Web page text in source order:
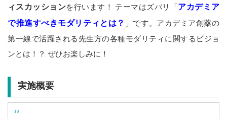
ィスカッションを行います！ テーマはズバリ「アカデミア
で推進すべきモダリティとは？ 」です。アカデミア創薬の
第一線で活躍される先生方の各種モダリティに関するビジョ
ンとは！？ ぜひお楽しみに！
実施概要